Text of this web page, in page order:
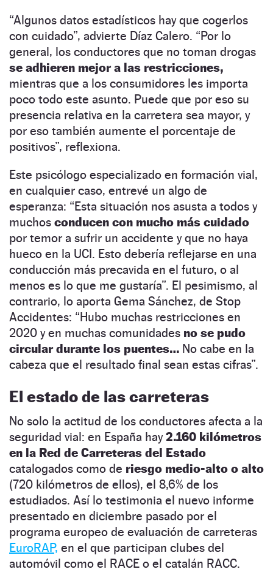
“Algunos datos estadísticos hay que cogerlos
con cuidado”, advierte Díaz Calero. “Por lo
general, los conductores que no toman drogas
se adhieren mejor a las restricciones,
mientras que a los consumidores les importa
poco todo este asunto. Puede que por eso su
presencia relativa en la carretera sea mayor, y
por eso también aumente el porcentaje de
positivos”, reflexiona.
Este psicólogo especializado en formación vial,
en cualquier caso, entrevé un algo de
esperanza: “Esta situación nos asusta a todos y
muchos conducen con mucho más cuidado
por temor a sufrir un accidente y que no haya
hueco en la UCI. Esto debería reflejarse en una
conducción más precavida en el futuro, o al
menos es lo que me gustaría”. El pesimismo, al
contrario, lo aporta Gema Sánchez, de Stop
Accidentes: “Hubo muchas restricciones en
2020 y en muchas comunidades no se pudo
circular durante los puentes… No cabe en la
cabeza que el resultado final sean estas cifras”.
El estado de las carreteras
No solo la actitud de los conductores afecta a la
seguridad vial: en España hay2.160 kilómetros
en la Red de Carreteras del Estado
catalogados como de riesgo medio-alto o alto
(720 kilómetros de ellos), el 8,6% de los
estudiados. Así lo testimonia el nuevo informe
presentado en diciembre pasado por el
programa europeo de evaluación de carreteras
EuroRAP, en el que participan clubes del
automóvil como el RACE o el catalán RACC.